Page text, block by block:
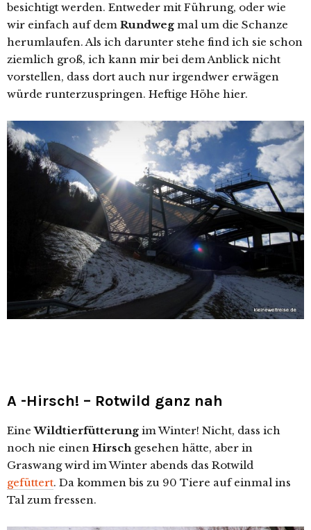
besichtigt werden. Entweder mit Führung, oder wie
wir einfach auf dem Rundweg mal um die Schanze
herumlaufen. Als ich darunter stehe find ich sie schon
ziemlich groß, ich kann mir bei dem Anblick nicht
vorstellen, dass dort auch nur irgendwer erwägen
würde runterzuspringen. Heftige Höhe hier.
A -Hirsch! – Rotwild ganz nah
EineWildtierfütterung im Winter! Nicht, dass ich
noch nie einen Hirschgesehen hätte, aber in
Graswang wird im Winter abends das Rotwild
gefüttert. Da kommen bis zu 90 Tiere auf einmal ins
Tal zum fressen.